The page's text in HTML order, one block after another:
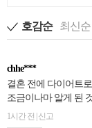
호감순 최신순
chhe***
결혼 전에 다이어트
조금이나마 알게 된
1시간 전 | 신고